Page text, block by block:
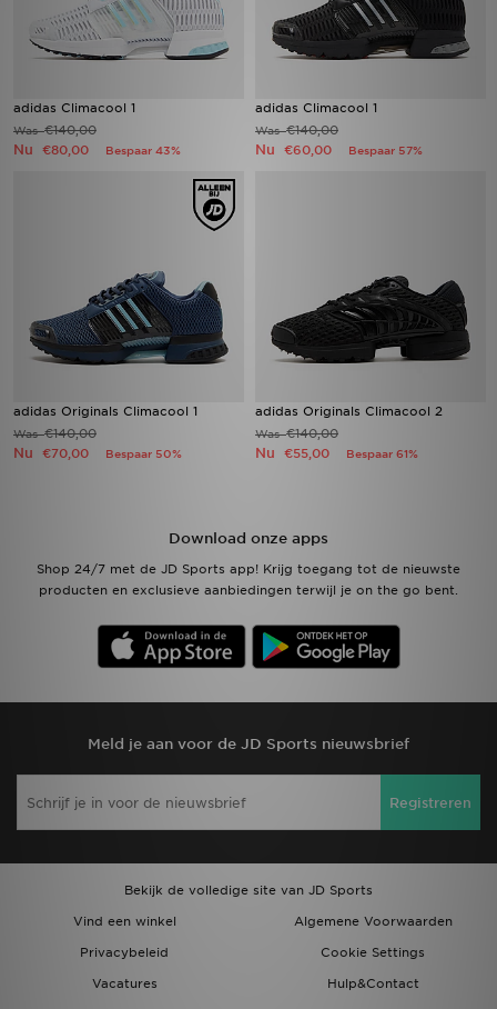
adidas Climacool 1
Was€140,00
Nu €80,00 Bespaar 43%
adidas Climacool 1
Was€140,00
Nu €60,00 Bespaar 57%
adidas Originals Climacool 1
Was€140,00
Nu €70,00 Bespaar 50%
adidas Originals Climacool 2
Was€140,00
Nu €55,00 Bespaar 61%
Download onze apps
Shop 24/7 met de JD Sports app! Krijg toegang tot de nieuwste
producten en exclusieve aanbiedingen terwijl je on the go bent.
Meld je aan voor de JD Sports nieuwsbrief
Registreren
Bekijk de volledige site van JD Sports
Vind een winkel
Algemene Voorwaarden
Privacybeleid
Cookie Settings
Vacatures
Hulp&Contact